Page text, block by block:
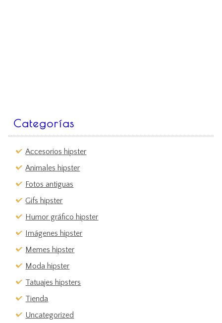
Categorías
Accesorios hipster
Animales hipster
Fotos antiguas
Gifs hipster
Humor gráfico hipster
Imágenes hipster
Memes hipster
Moda hipster
Tatuajes hipsters
Tienda
Uncategorized